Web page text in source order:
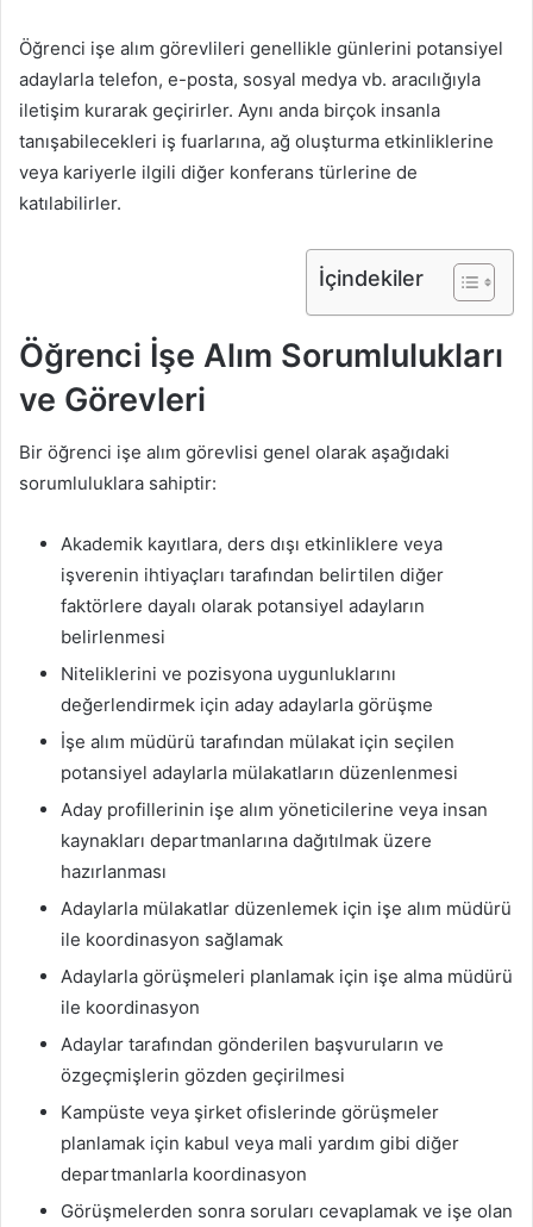
Öğrenci işe alım görevlileri genellikle günlerini potansiyel
adaylarla telefon, e-posta, sosyal medya vb. aracılığıyla
iletişim kurarak geçirirler. Aynı anda birçok insanla
tanışabilecekleri iş fuarlarına, ağ oluşturma etkinliklerine
veya kariyerle ilgili diğer konferans türlerine de
katılabilirler.
İçindekiler
Öğrenci İşe Alım Sorumlulukları
ve Görevleri
Bir öğrenci işe alım görevlisi genel olarak aşağıdaki
sorumluluklara sahiptir:
Akademik kayıtlara, ders dışı etkinliklere veya
işverenin ihtiyaçları tarafından belirtilen diğer
faktörlere dayalı olarak potansiyel adayların
belirlenmesi
Niteliklerini ve pozisyona uygunluklarını
değerlendirmek için aday adaylarla görüşme
İşe alım müdürü tarafından mülakat için seçilen
potansiyel adaylarla mülakatların düzenlenmesi
Aday profillerinin işe alım yöneticilerine veya insan
kaynakları departmanlarına dağıtılmak üzere
hazırlanması
Adaylarla mülakatlar düzenlemek için işe alım müdürü
ile koordinasyon sağlamak
Adaylarla görüşmeleri planlamak için işe alma müdürü
ile koordinasyon
Adaylar tarafından gönderilen başvuruların ve
özgeçmişlerin gözden geçirilmesi
Kampüste veya şirket ofislerinde görüşmeler
planlamak için kabul veya mali yardım gibi diğer
departmanlarla koordinasyon
Görüşmelerden sonra soruları cevaplamak ve işe olan